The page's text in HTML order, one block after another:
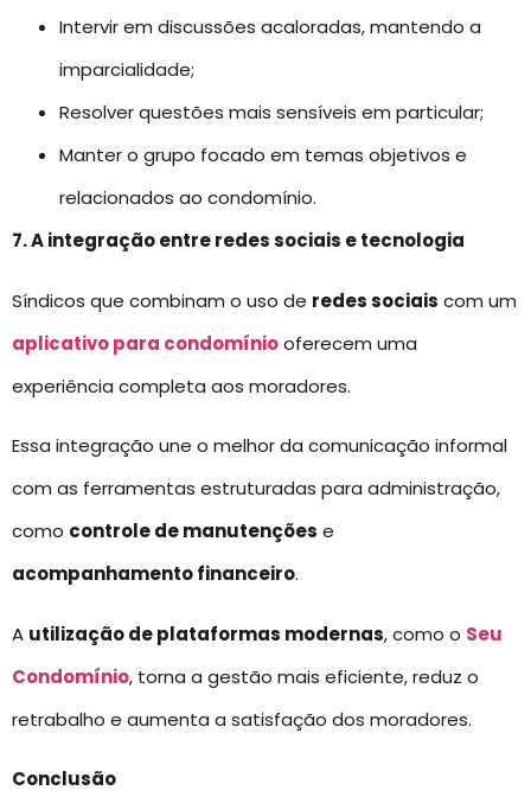
Intervir em discussões acaloradas, mantendo a
imparcialidade;
Resolver questões mais sensíveis em particular;
Manter o grupo focado em temas objetivos e
relacionados ao condomínio.
7. A integração entre redes sociais e tecnologia
Síndicos que combinam o uso de redes sociais com um
aplicativo para condomíniooferecem uma
experiência completa aos moradores.
Essa integração une o melhor da comunicação informal
com as ferramentas estruturadas para administração,
como controle de manutenções e
acompanhamento financeiro.
A utilização de plataformas modernas, como o Seu
Condomínio, torna a gestão mais eficiente, reduz o
retrabalho e aumenta a satisfação dos moradores.
Conclusão